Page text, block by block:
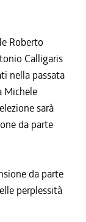
Roberto
Calligaris
nella passata
Michele
sarà
da parte
da parte
perplessità